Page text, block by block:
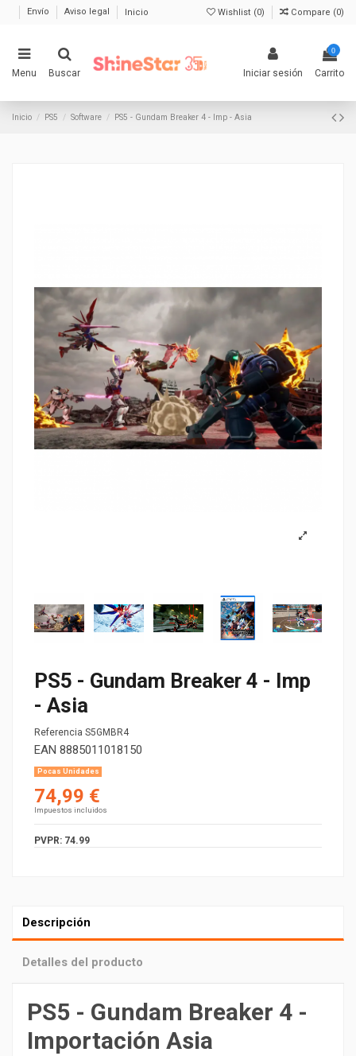
Envío Aviso legal Inicio Wishlist (0) Compare (0)
Menu Buscar Iniciar sesión
0
Carrito
Inicio PS5 Software PS5 - Gundam Breaker 4 - Imp - Asia
PS5 - Gundam Breaker 4 - Imp
- Asia
Referencia S5GMBR4
EAN 8885011018150
Pocas Unidades
74,99 €
Impuestos incluidos
PVPR: 74.99
Descripción
Detalles del producto
PS5 - Gundam Breaker 4 -
Importación Asia